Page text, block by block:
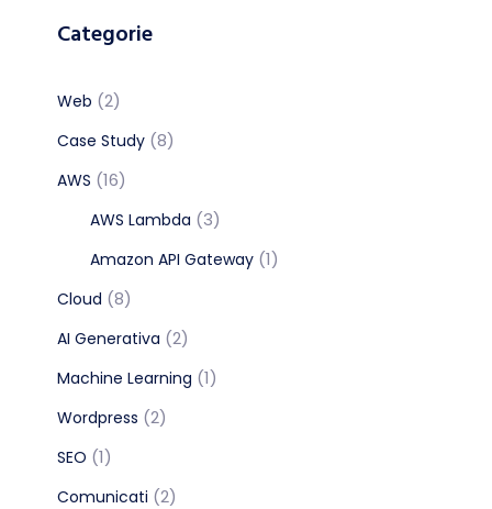
Categorie
Web (2)
Case Study (8)
AWS (16)
AWS Lambda (3)
Amazon API Gateway (1)
Cloud (8)
AI Generativa (2)
Machine Learning (1)
Wordpress (2)
SEO (1)
Comunicati (2)